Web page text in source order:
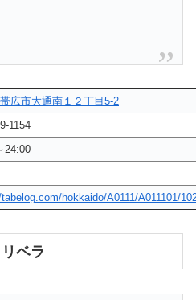
広市大通南１２丁目5-2
1154
24:00
hokkaido/A0111/A011101/
ベラ